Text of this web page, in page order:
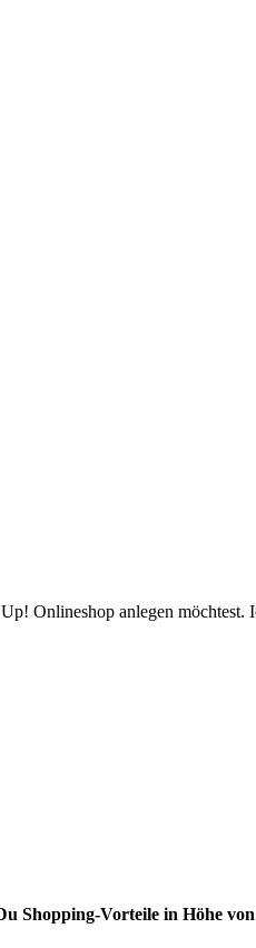
Onlineshop anlegen
Shopping-Vorteile in Höhe